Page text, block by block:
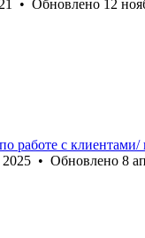
• Обновлено 12
работе с клиентами/
2025 • Обновлено 8